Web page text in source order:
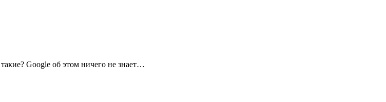
Google об этом ничего не знает…